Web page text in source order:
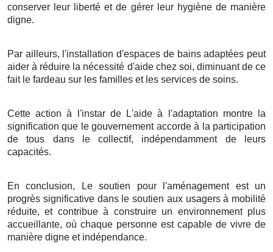
conserver leur liberté et de gérer leur hygiène de manière
digne.
Par ailleurs, l'installation d'espaces de bains adaptées peut
aider à réduire la nécessité d'aide chez soi, diminuant de ce
fait le fardeau sur les familles et les services de soins.
Cette action à l'instar de L'aide à l'adaptation montre la
signification que le gouvernement accorde à la participation
de tous dans le collectif, indépendamment de leurs
capacités.
En conclusion, Le soutien pour l'aménagement est un
progrès significative dans le soutien aux usagers à mobilité
réduite, et contribue à construire un environnement plus
accueillante, où chaque personne est capable de vivre de
manière digne et indépendance.